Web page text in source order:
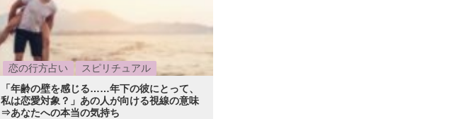
恋の行方占い
スピリチュアル
「年齢の壁を感じる……年下の彼にとって、
私は恋愛対象？」あの人が向ける視線の意味
⇒あなたへの本当の気持ち